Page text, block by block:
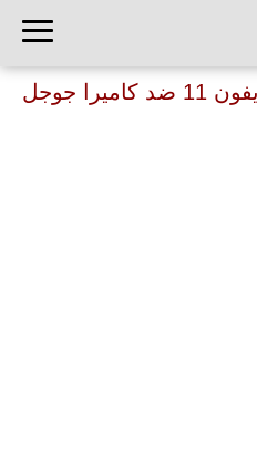
التصوير الليلي - كاميرا ايفون 11 ضد كاميرا جوجل